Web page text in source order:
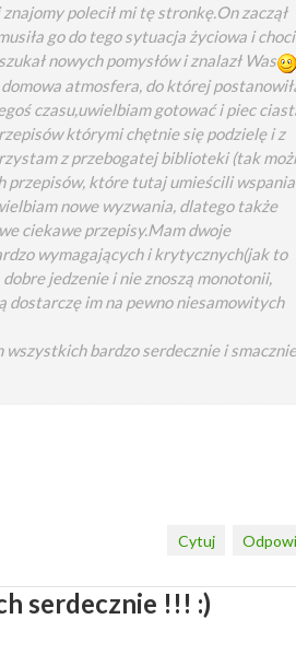
polecił mi tę stronkę.On zaczął
go do tego sytuacja życiowa i
nowych pomysłów i znalazł Was
atmosfera, do której
czasu,uwielbiam gotować i piec
którymi chętnie się podzielę i z
z przebogatej biblioteki (tak
przepisów, które tutaj umieścili
nowe wyzwania, dlatego także
ciekawe przepisy.Mam dwoje
wymagających i krytycznych(jak to
jedzenie i nie znoszą monotonii,
dostarczę im na pewno niesamowitych
wszystkich bardzo serdecznie i smacznie
Cytuj
serdecznie !!! :)